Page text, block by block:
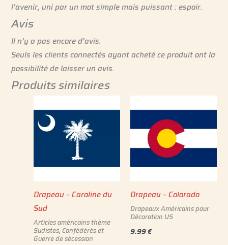
l’avenir, uni par un mot simple mais puissant : espoir.
Avis
Il n’y a pas encore d’avis.
Seuls les clients connectés ayant acheté ce produit ont la
possibilité de laisser un avis.
Produits similaires
Drapeau – Caroline du
Sud
Articles américains thème
Sudistes, Confédérés et
Guerre de sécession
Drapeau – Colorado
Drapeaux Américains pour
Décoration US
9.99€